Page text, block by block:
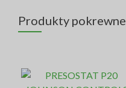
Produkty pokrewne